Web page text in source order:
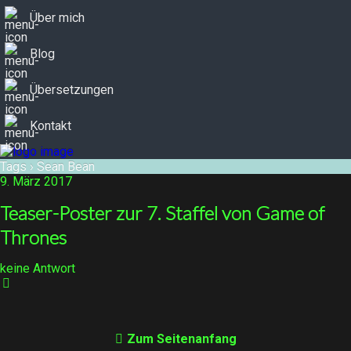
Über mich
Blog
Übersetzungen
Kontakt
Tags › Sean Bean
9. März 2017
Teaser-Poster zur 7. Staffel von Game of
Thrones
keine Antwort
Zum Seitenanfang